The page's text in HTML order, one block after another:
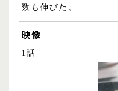
数も伸びた。
映像
1話